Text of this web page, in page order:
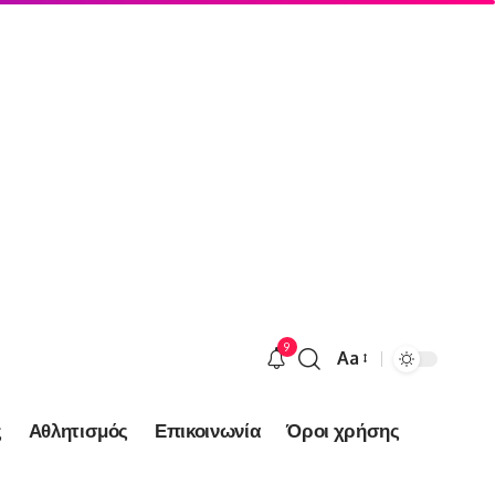
9
Font
Aa
Αθλητισμός Επικοινωνία Όροι χρήσης